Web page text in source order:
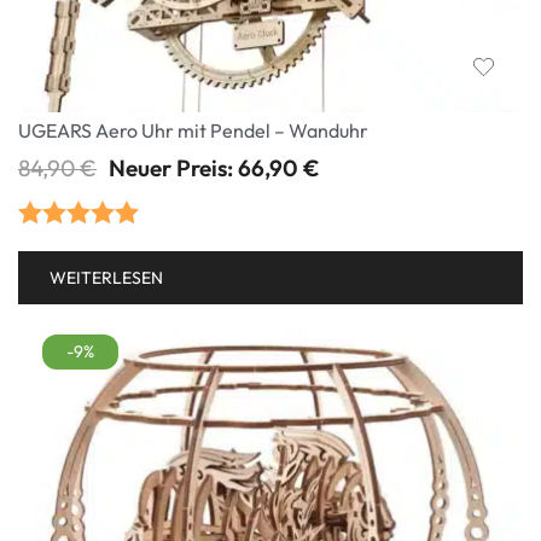
UGEARS Aero Uhr mit Pendel – Wanduhr
84,90€ Neuer Preis:66,90 €
Bewertet mit
5.00von 5
WEITERLESEN
-9%